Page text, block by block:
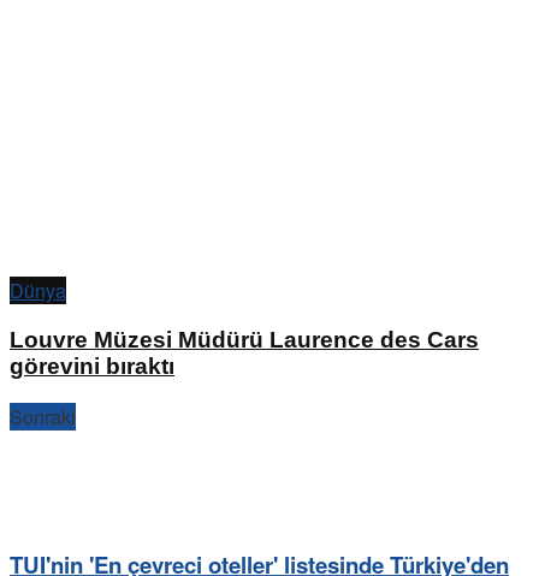
Dünya
Louvre Müzesi Müdürü Laurence des Cars
görevini bıraktı
Sonraki
TUI'nin 'En çevreci oteller' listesinde Türkiye'den